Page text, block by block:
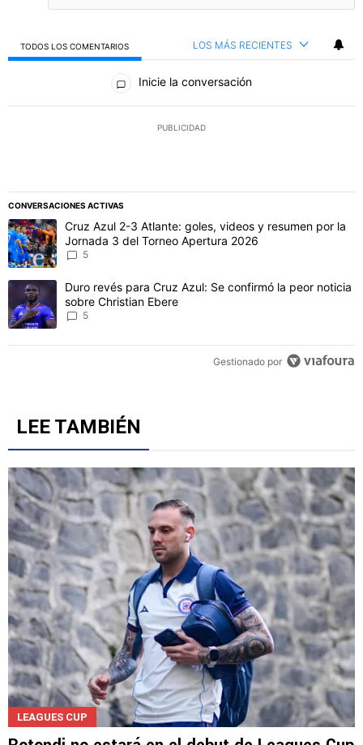
TODOS LOS COMENTARIOS LOS MÁS RECIENTES
Todos los comentarios
Inicie la conversación
PUBLICIDAD
CONVERSACIONES ACTIVAS
Este listado muestra los artículos con más comentarios en los
Un artículo de tendencia con el título "Cruz Azul 2-3 Atlante:
Cruz Azul 2-3 Atlante: goles, videos y resumen por la
Jornada 3 del Torneo Apertura 2026
5
Un artículo de tendencia con el título "Duro revés para Cruz Azul:
Duro revés para Cruz Azul: Se confirmó la peor noticia
sobre Christian Ebere
5
Gestionado por
LEE TAMBIÉN
LEAGUES CUP